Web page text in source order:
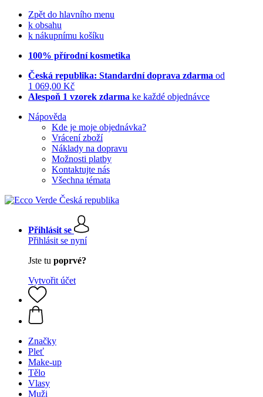
Zpět do hlavního menu
k obsahu
k nákupnímu košíku
100% přírodní kosmetika
Česká republika: Standardní doprava zdarma od
1 069,00 Kč
Alespoň 1 vzorek zdarma ke každé objednávce
Nápověda
Kde je moje objednávka?
Vrácení zboží
Náklady na dopravu
Možnosti platby
Kontaktujte nás
Všechna témata
Přihlásit se
Přihlásit se nyní
Jste tu poprvé?
Vytvořit účet
Značky
Pleť
Make-up
Tělo
Vlasy
Muži